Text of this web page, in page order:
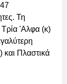
Τη
Τρία 'Αλφα (κ)
Πλαστικά